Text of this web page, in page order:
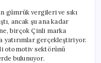
gümrük vergileri ve sıkı
ancak şu ana kadar
birçok Çinli marka
yatırımlar gerçekleştiriyor.
otomotiv sektörünü
bulunuyor.